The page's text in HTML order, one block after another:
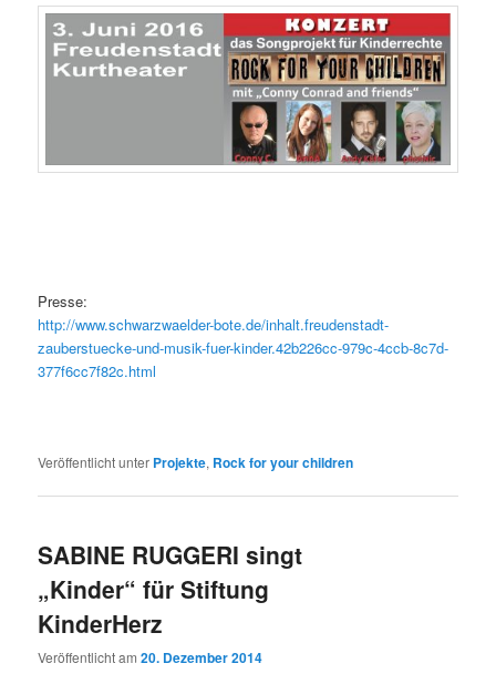
Presse:
http://www.schwarzwaelder-bote.de/inhalt.freudenstadt-
zauberstuecke-und-musik-fuer-kinder.42b226cc-979c-4ccb-8c7d-
377f6cc7f82c.html
Veröffentlicht unter Projekte, Rock for your children
SABINE RUGGERI singt
„Kinder“ für Stiftung
KinderHerz
Veröffentlicht am20. Dezember 2014